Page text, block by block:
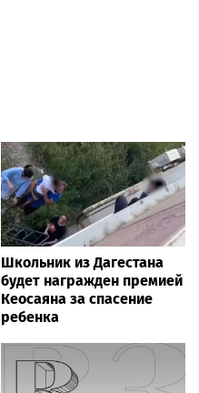
Школьник из Дагестана
будет награжден премией
Кеосаяна за спасение
ребенка